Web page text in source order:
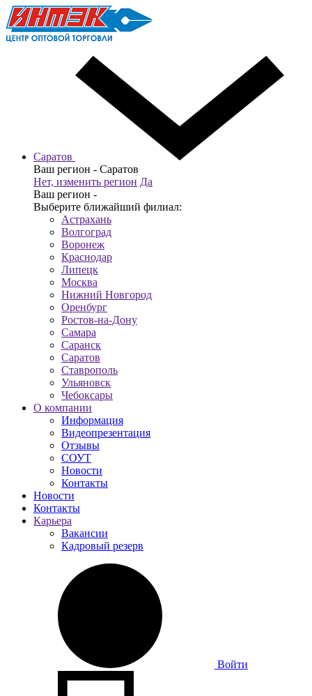
Саратов
Ваш регион - Саратов
Нет, изменить регион Да
Ваш регион -
Выберите ближайший филиал:
Астрахань
Волгоград
Воронеж
Краснодар
Липецк
Москва
Нижний Новгород
Оренбург
Ростов-на-Дону
Самара
Саранск
Саратов
Ставрополь
Ульяновск
Чебоксары
О компании
Информация
Видеопрезентация
Отзывы
СОУТ
Новости
Контакты
Новости
Контакты
Карьера
Вакансии
Кадровый резерв
Войти